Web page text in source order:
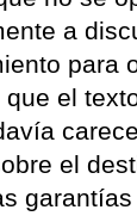
a
para
el
el